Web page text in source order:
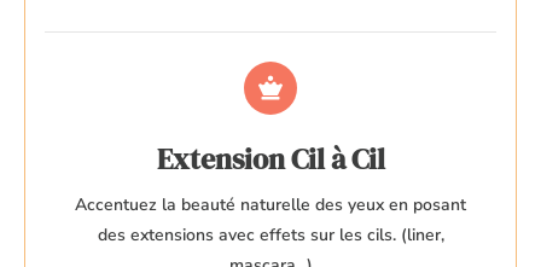
Extension Cil à Cil
Accentuez la beauté naturelle des yeux en posant
des extensions avec effets sur les cils. (liner,